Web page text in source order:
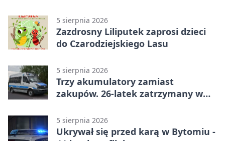
5 sierpnia 2026
Zazdrosny Liliputek zaprosi dzieci
do Czarodziejskiego Lasu
5 sierpnia 2026
Trzy akumulatory zamiast
zakupów. 26-latek zatrzymany w
5 sierpnia 2026
Ukrywał się przed karą w Bytomiu -